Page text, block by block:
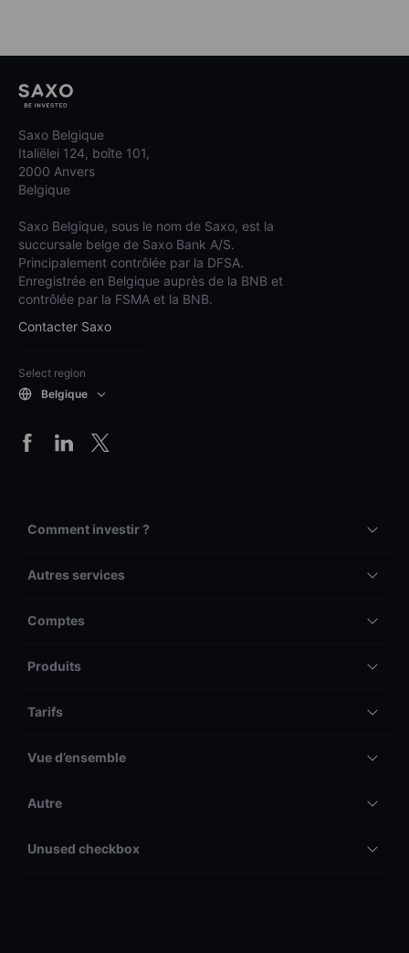
Saxo Belgique
Italiëlei 124, boîte 101,
2000 Anvers
Belgique
Saxo Belgique, sous le nom de Saxo, est la
succursale belge de Saxo Bank A/S.
Principalement contrôlée par la DFSA.
Enregistrée en Belgique auprès de la BNB et
contrôlée par la FSMA et la BNB.
Contacter Saxo
Select region
Belgique
Comment investir ?
Autres services
Comptes
Produits
Tarifs
Vue d’ensemble
Autre
Unused checkbox